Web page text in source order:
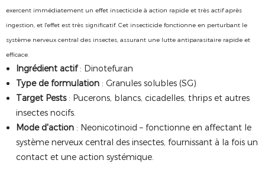
exercent immédiatement un effet insecticide à action rapide et très actif après
ingestion, et l'effet est très significatif. Cet insecticide fonctionne en perturbant le
système nerveux central des insectes, assurant une lutte antiparasitaire rapide et
efficace.
Ingrédient actif: Dinotefuran
Type de formulation : Granules solubles (SG)
Target Pests : Pucerons, blancs, cicadelles, thrips et autres
insectes nocifs.
Mode d'action : Neonicotinoid – fonctionne en affectant le
système nerveux central des insectes, fournissant à la fois un
contact et une action systémique.